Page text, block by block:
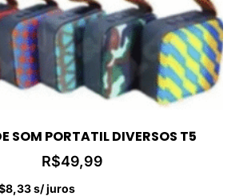
SOM PORTATIL DIVERSOS T5
R$49,99
8,33s/ juros